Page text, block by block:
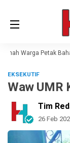
Warga Petak
EKSEKUTIF
Waw UMR
Tim
26 Feb